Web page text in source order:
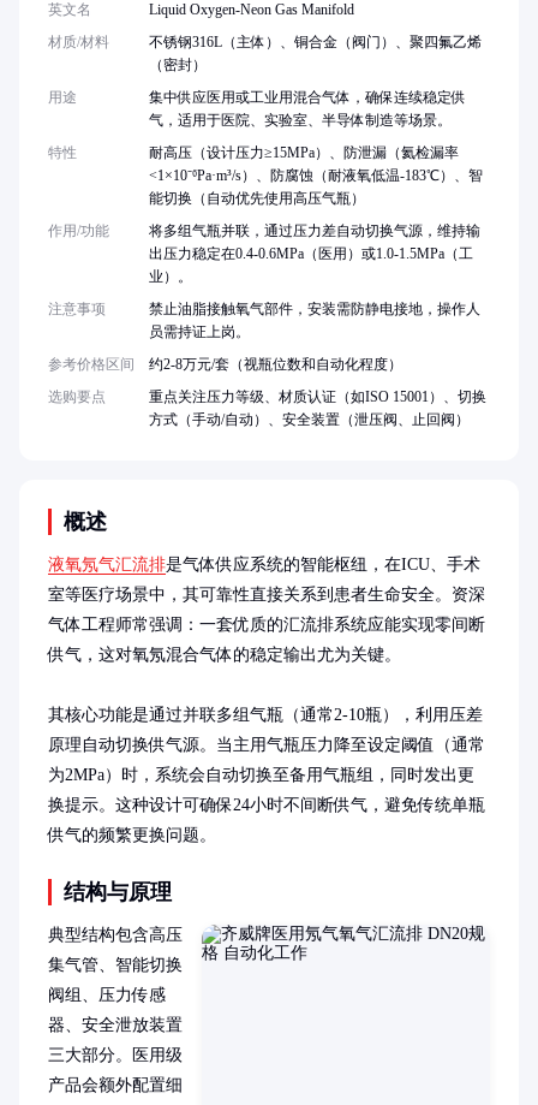
概述
液氧氖气汇流排是气体供应系统的智能枢纽，在ICU、手术
室等医疗场景中，其可靠性直接关系到患者生命安全。资深
气体工程师常强调：一套优质的汇流排系统应能实现零间断
供气，这对氧氖混合气体的稳定输出尤为关键。
其核心功能是通过并联多组气瓶（通常2-10瓶），利用压差
原理自动切换供气源。当主用气瓶压力降至设定阈值（通常
为2MPa）时，系统会自动切换至备用气瓶组，同时发出更
换提示。这种设计可确保24小时不间断供气，避免传统单瓶
供气的频繁更换问题。
结构与原理
典型结构包含高压
集气管、智能切换
阀组、压力传感
器、安全泄放装置
三大部分。医用级
产品会额外配置细
英文名
Liquid Oxygen-Neon Gas Manifold
材质/材料
不锈钢316L（主体）、铜合金（阀门）、聚四氟乙烯
（密封）
用途
集中供应医用或工业用混合气体，确保连续稳定供
气，适用于医院、实验室、半导体制造等场景。
特性
耐高压（设计压力≥15MPa）、防泄漏（氦检漏率
<1×10⁻⁶Pa·m³/s）、防腐蚀（耐液氧低温-183℃）、智
能切换（自动优先使用高压气瓶）
作用/功能
将多组气瓶并联，通过压力差自动切换气源，维持输
出压力稳定在0.4-0.6MPa（医用）或1.0-1.5MPa（工
业）。
注意事项
禁止油脂接触氧气部件，安装需防静电接地，操作人
员需持证上岗。
参考价格区间
约2-8万元/套（视瓶位数和自动化程度）
选购要点
重点关注压力等级、材质认证（如ISO 15001）、切换
方式（手动/自动）、安全装置（泄压阀、止回阀）